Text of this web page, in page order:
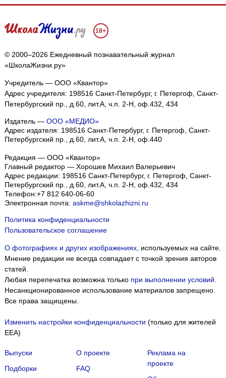
18+
© 2000–2026 Ежедневный познавательный журнал
«ШколаЖизни.ру»
Учредитель — ООО «Квантор»
Адрес учредителя: 198516 Санкт-Петербург, г. Петергоф, Санкт-
Петербургский пр., д.60, лит.А, ч.п. 2-Н, оф.432, 434
Издатель — ООО «МЕДИО»
Адрес издателя: 198516 Санкт-Петербург, г. Петергоф, Санкт-
Петербургский пр., д.60, лит.А, ч.п. 2-Н, оф.440
Редакция — ООО «Квантор»
Главный редактор — Хорошев Михаил Валерьевич
Адрес редакции: 198516 Санкт-Петербург, г. Петергоф Санкт-
Петербургский пр., д.60, лит.А, ч.п. 2-Н, оф.432, 434
Телефон:+7 812 640-06-60
Электронная почта: askme@shkolazhizni.ru
Политика конфиденциальности
Пользовательское соглашение
О фотографиях и других изображениях, используемых на сайте.
Мнение редакции не всегда совпадает с точкой зрения авторов
статей.
Любая перепечатка возможна только при выполнении условий
Несанкционированное использование материалов запрещено.
Все права защищены.
Изменить настройки конфиденциальности (только для жителей
EEA)
Выпуски
Подборки
О проекте
FAQ
Реклама на
проекте